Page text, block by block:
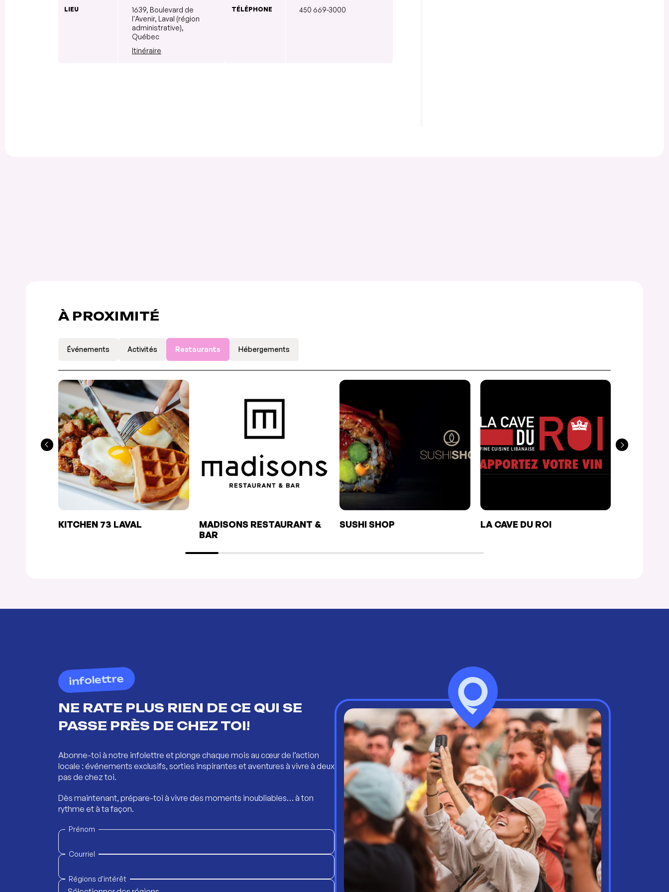
LIEU
1639, Boulevard de
l'Avenir, Laval (région
administrative),
Québec
Itinéraire
TÉLÉPHONE 450 669-3000
À PROXIMITÉ
Événements Activités Restaurants Hébergements
KITCHEN 73 LAVAL
MADISONS RESTAURANT &
BAR
SUSHI SHOP LA CAVE DU ROI
infolettre
NE RATE PLUS RIEN DE CE QUI SE
PASSE PRÈS DE CHEZ TOI!
Abonne-toi à notre infolettre et plonge chaque mois au cœur de l’action
locale : événements exclusifs, sorties inspirantes et aventures à vivre à deux
pas de chez toi.
Dès maintenant, prépare-toi à vivre des moments inoubliables… à ton
rythme et à ta façon.
Prénom
Courriel
Régions d'intérêt